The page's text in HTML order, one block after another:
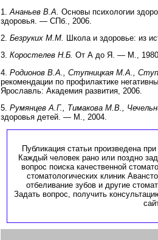
1. Ананьев В.А. Основы психологии
здоровья. — СПб., 2006.
2. Безруких М.М.
Школа и здоровье: из
3. Коростелев Н.Б. От А до Я. — М.,
4. Родионов В.А., Ступницкая М.А.,
рекомендации по профилактике
Ярославль: Академия развития, 2006.
5. Румянцев А.Г., Тимакова М.В.,
здоровья детей. — М., 2004.
Публикация статьи произведена
Каждый человек рано или поздно
вопрос поиска качественной
стоматологических клиник
отбеливание зубов и другие
Задать вопрос, получить